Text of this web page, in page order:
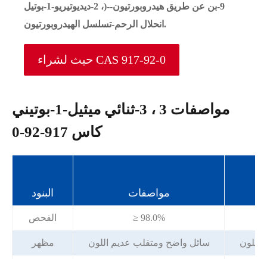
، 2-ديديوتيريو-1-بوتيل)-9-بن عن طريق هيدروبورتيون-
انحلال الرحم-تسلسل الهيدروبورتيون.
حيث لشراء CAS 917-92-0
مواصفات 3 ، 3-ثنائي ميثيل-1-بوتيني
كاس 917-92-0
البنود مواصفات
الفحص ≥ 98.0%
مظهر سائل واضح ومتقلب عديم اللون اللون